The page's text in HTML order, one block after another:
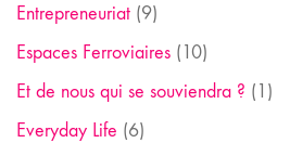
Entrepreneuriat (9)
Espaces Ferroviaires (10)
Et de nous qui se souviendra ? (1)
Everyday Life (6)